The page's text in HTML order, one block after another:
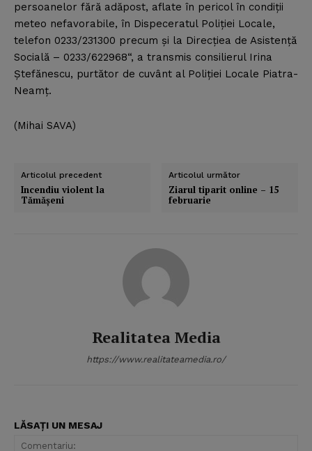
persoanelor fără adăpost, aflate în pericol în condiţii
meteo nefavorabile, în Dispeceratul Poliţiei Locale,
telefon 0233/231300 precum şi la Direcţiea de Asistenţă
Socială – 0233/622968“, a transmis consilierul Irina
Ştefănescu, purtător de cuvânt al Poliţiei Locale Piatra-
Neamţ.
(Mihai SAVA)
Articolul precedent
Incendiu violent la
Tămăşeni
Articolul următor
Ziarul tiparit online – 15
februarie
Realitatea Media
https://www.realitateamedia.ro/
LĂSAȚI UN MESAJ